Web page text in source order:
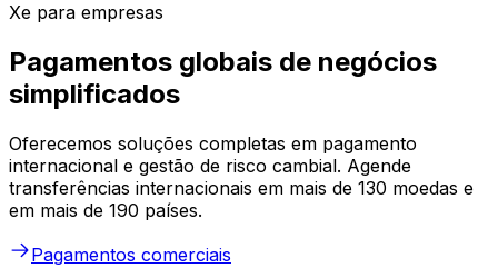
Xe para empresas
Pagamentos globais de negócios
simplificados
Oferecemos soluções completas em pagamento
internacional e gestão de risco cambial. Agende
transferências internacionais em mais de 130 moedas e
em mais de 190 países.
Pagamentos comerciais